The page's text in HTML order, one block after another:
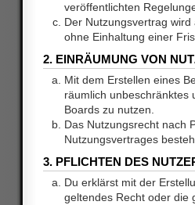
veröffentlichten
Der Nutzungsvertrag
ohne Einhaltung einer
2. EINRÄUMUNG VON
Mit dem Erstellen eines
räumlich unbeschränktes
Boards zu nutzen.
Das Nutzungsrecht nach
Nutzungsvertrages
3. PFLICHTEN DES
Du erklärst mit der
geltendes Recht oder die